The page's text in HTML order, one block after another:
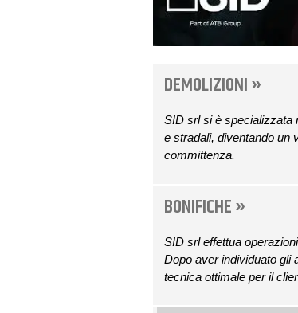
DEMOLIZIONI »
SID srl si è specializzata
e stradali, diventando un
committenza.
BONIFICHE »
SID srl effettua
Dopo aver individuato gli
tecnica ottimale per il